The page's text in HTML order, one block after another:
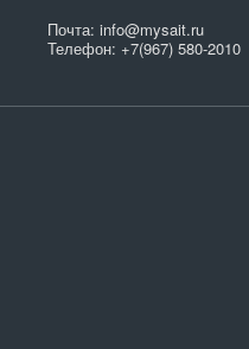
Почта: info@mysait.ru
Телефон: +7(967) 580-2010